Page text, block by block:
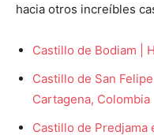
hacia otros increíbles
Castillo de Bodiam |
Castillo de San
Cartagena, Colombia
Castillo de Predjama